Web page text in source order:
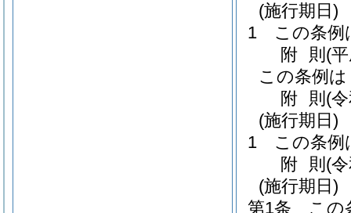
(施行期日)
1
この条例
附 則 (
この条例
附 則 (
(施行期日)
1
この条例
附 則 (
(施行期日)
第1条
この